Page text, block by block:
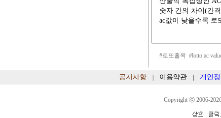
숫자 간의 차이(간
ac값이 낮을수록
#로또홀짝 #lotto ac
공지사항 이용약관 개인
Copyright ⓒ 2006-